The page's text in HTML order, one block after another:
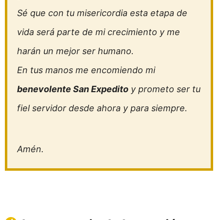
Sé que con tu misericordia esta etapa de
vida será parte de mi crecimiento y me
harán un mejor ser humano.
En tus manos me encomiendo mi
benevolente San Expedito y prometo ser tu
fiel servidor desde ahora y para siempre.
Amén.